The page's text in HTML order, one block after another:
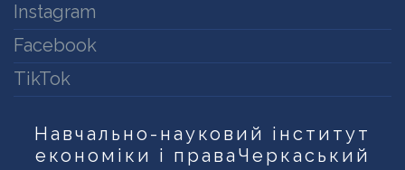
Instagram
Facebook
TikTok
Навчально-науковий інститут
економіки і права Черкаський